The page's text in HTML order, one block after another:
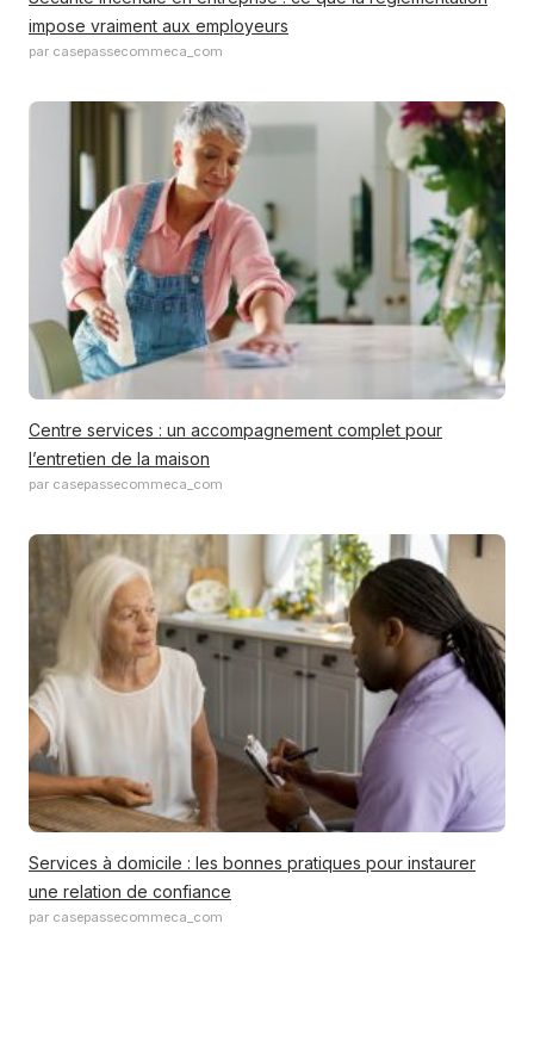
impose vraiment aux employeurs
par casepassecommeca_com
Centre services : un accompagnement complet pour
l’entretien de la maison
par casepassecommeca_com
Services à domicile : les bonnes pratiques pour instaurer
une relation de confiance
par casepassecommeca_com